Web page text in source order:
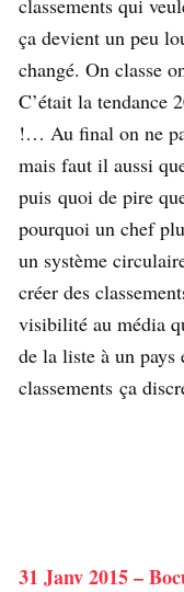
classements qui
ça devient un peu
changé. On classe
C’était la tendance
!… Au final on ne
mais faut il aussi
puis quoi de pire
pourquoi un chef
un système
créer des
visibilité au média
de la liste à un
classements ça
31 Janv 2015 –